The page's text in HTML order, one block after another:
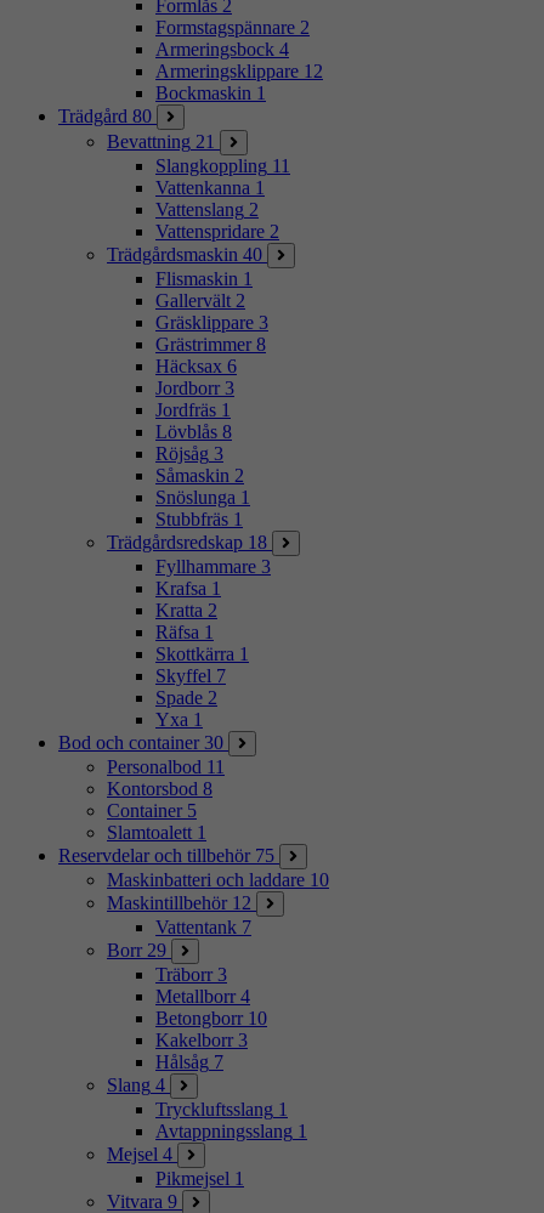
Formlås 2
Formstagspännare 2
Armeringsbock 4
Armeringsklippare 12
Bockmaskin 1
Trädgård 80
Bevattning 21
Slangkoppling 11
Vattenkanna 1
Vattenslang 2
Vattenspridare 2
Trädgårdsmaskin 40
Flismaskin 1
Gallervält 2
Gräsklippare 3
Grästrimmer 8
Häcksax 6
Jordborr 3
Jordfräs 1
Lövblås 8
Röjsåg 3
Såmaskin 2
Snöslunga 1
Stubbfräs 1
Trädgårdsredskap 18
Fyllhammare 3
Krafsa 1
Kratta 2
Räfsa 1
Skottkärra 1
Skyffel 7
Spade 2
Yxa 1
Bod och container 30
Personalbod 11
Kontorsbod 8
Container 5
Slamtoalett 1
Reservdelar och tillbehör 75
Maskinbatteri och laddare 10
Maskintillbehör 12
Vattentank 7
Borr 29
Träborr 3
Metallborr 4
Betongborr 10
Kakelborr 3
Hålsåg 7
Slang 4
Tryckluftsslang 1
Avtappningsslang 1
Mejsel 4
Pikmejsel 1
Vitvara 9